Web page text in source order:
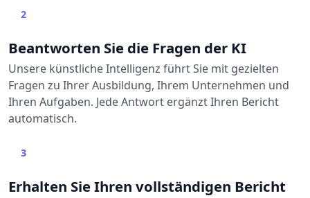
2
Beantworten Sie die Fragen der KI
Unsere künstliche Intelligenz führt Sie mit gezielten
Fragen zu Ihrer Ausbildung, Ihrem Unternehmen und
Ihren Aufgaben. Jede Antwort ergänzt Ihren Bericht
automatisch.
3
Erhalten Sie Ihren vollständigen Bericht